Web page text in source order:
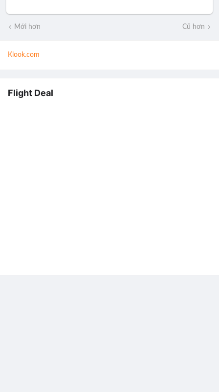
Mới hơn Cũ hơn
Klook.com
Flight Deal